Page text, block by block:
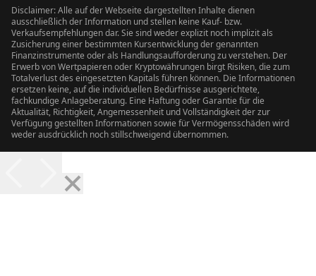
Disclaimer: Alle auf der Webseite dargestellten Inhalte dienen
ausschließlich der Information und stellen keine Kauf- bzw.
Verkaufsempfehlungen dar. Sie sind weder explizit noch implizit als
Zusicherung einer bestimmten Kursentwicklung der genannten
Finanzinstrumente oder als Handlungsaufforderung zu verstehen. Der
Erwerb von Wertpapieren oder Kryptowährungen birgt Risiken, die zum
Totalverlust des eingesetzten Kapitals führen können. Die Informationen
ersetzen keine, auf die individuellen Bedürfnisse ausgerichtete,
fachkundige Anlageberatung. Eine Haftung oder Garantie für die
Aktualität, Richtigkeit, Angemessenheit und Vollständigkeit der zur
Verfügung gestellten Informationen sowie für Vermögensschäden wird
weder ausdrücklich noch stillschweigend übernommen.